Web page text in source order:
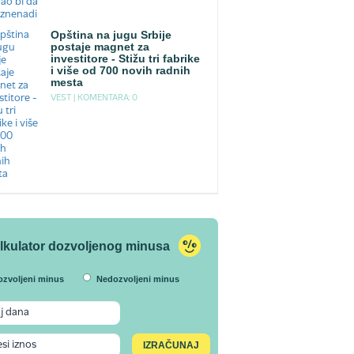
Opština na jugu Srbije
postaje magnet za
investitore - Stižu tri fabrike
i više od 700 novih radnih
mesta
VEST | KOMENTARA: 0
dozvoljenog minusa
minus Nedozvoljeni minus